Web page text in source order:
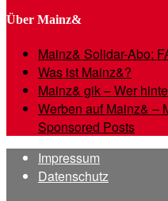
Über Mainz&
Mainz& Solidar-Abo:
Was ist Mainz&?
Mainz& gik – Wer
Werben auf Mainz& –
Sponsored Posts
Impressum
Datenschutz